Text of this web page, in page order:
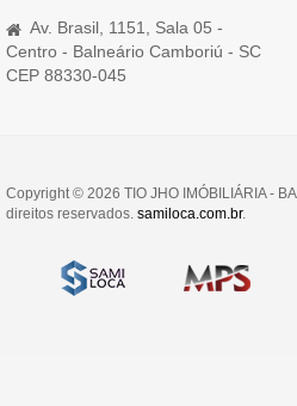
Av. Brasil, 1151, Sala 05 -
Centro - Balneário Camboriú - SC
CEP 88330-045
Copyright © 2026 TIO JHO IMÓBILIÁRIA -
direitos reservados. samiloca.com.br.